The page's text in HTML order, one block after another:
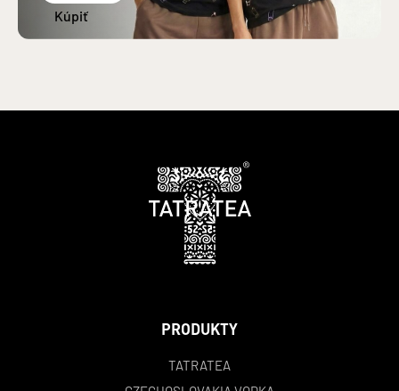
PRODUKTY
TATRATEA